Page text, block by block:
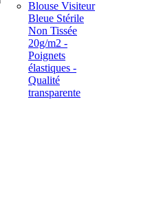
Blouse Visiteur
Bleue Stérile
Non Tissée
20g/m2 -
Poignets
élastiques -
Qualité
transparente